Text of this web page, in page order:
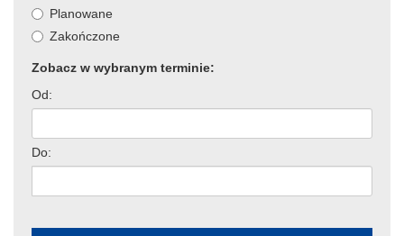
Planowane
Zakończone
Zobacz w wybranym terminie:
Od:
Do: